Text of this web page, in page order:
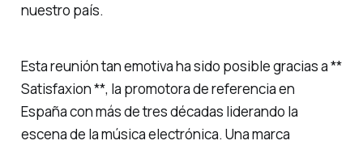
nuestro país.
Esta reunión tan emotiva ha sido posible gracias a **
Satisfaxion **, la promotora de referencia en
España con más de tres décadas liderando la
escena de la música electrónica. Una marca